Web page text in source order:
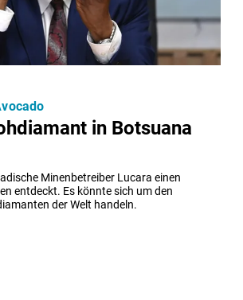
in Botsuana
Minenbetreiber Lucara einen
entdeckt. Es könnte sich um den
der Welt handeln.